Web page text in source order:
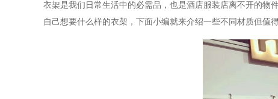
衣架是我们日常生活中的必需品，也是酒店服装店离不开的物
自己想要什么样的衣架，下面小编就来介绍一些不同材质但值